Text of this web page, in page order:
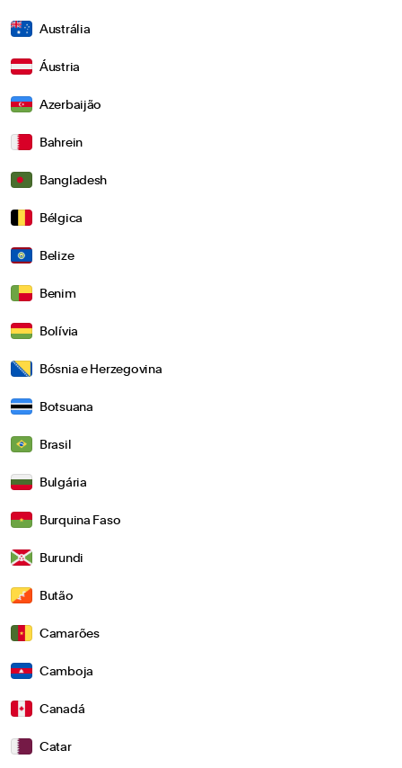
Austrália
Áustria
Azerbaijão
Bahrein
Bangladesh
Bélgica
Belize
Benim
Bolívia
Bósnia e Herzegovina
Botsuana
Brasil
Bulgária
Burquina Faso
Burundi
Butão
Camarões
Camboja
Canadá
Catar